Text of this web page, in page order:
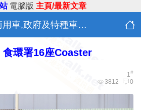
電腦版 主頁/最新文章
私家車,商用車,政府及特種車輛 (V)
食環署16座Coaster
1#
3812 0